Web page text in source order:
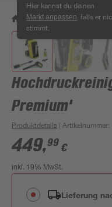
Hier kannst du deinen
Markt anpassen , falls er
stimmt.
/ Werkstatt & Maschinen
Premium'
Produktdetails | Artikelnummer:
449,99 €
inkl. 19% MwSt.
Lieferung